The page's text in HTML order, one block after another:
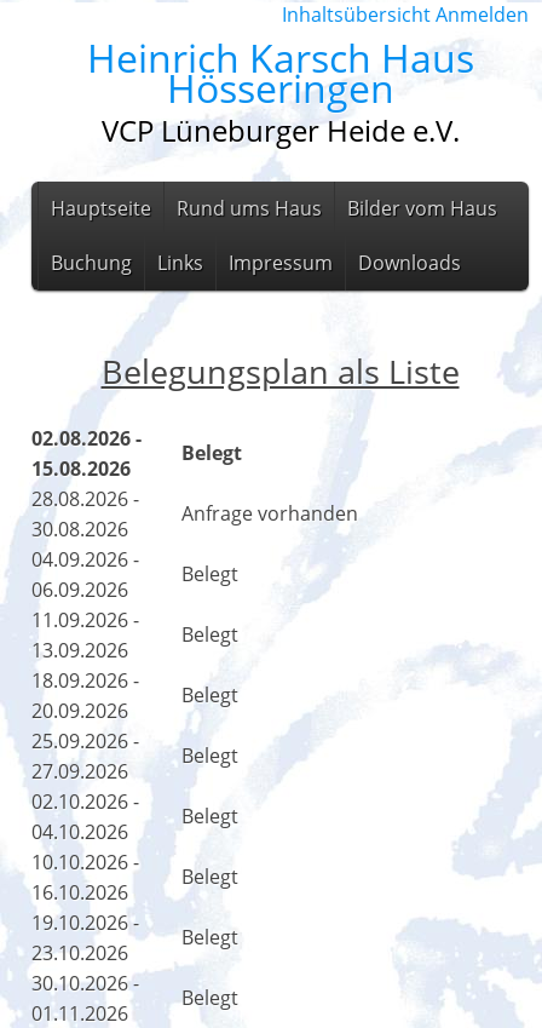
InhaltsübersichtAnmelden
Heinrich Karsch Haus
Hösseringen
VCP Lüneburger Heide e.V.
Hauptseite Rund ums Haus Bilder vom Haus
Buchung Links Impressum Downloads
Belegungsplan als Liste
02.08.2026 -
15.08.2026
Belegt
28.08.2026 -
30.08.2026
Anfrage vorhanden
04.09.2026 -
06.09.2026
Belegt
11.09.2026 -
13.09.2026
Belegt
18.09.2026 -
20.09.2026
Belegt
25.09.2026 -
27.09.2026
Belegt
02.10.2026 -
04.10.2026
Belegt
10.10.2026 -
16.10.2026
Belegt
19.10.2026 -
23.10.2026
Belegt
30.10.2026 -
01.11.2026
Belegt